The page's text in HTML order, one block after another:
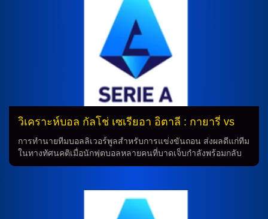
วิเคราะห์บอล กัลโช่ เซเรียอา อิตาลี : กายารี่ vs
อูดิเนเซ่
การทำนายทีมบอลลิเวอร์พูลสำหรับการแข่งขันถอน ส่งผลดีแก่ทีม
ในทางทัศนคติเมื่อนักฟุตบอลหลายคนที่บาดเจ็บกำลังพร้อมกลับ
มาสำรองที่เกมนี้ อย่างอาจรวมถึงมัตเตีย เฟลิซี่, ลูก้า มาซซิเตลลี่,
อเลสซานโดร เดโอล่า ที่บาดเจ็บในระบบ 4-5-1 แดนกลางวาง
จะกลับมาเล่นในเกมนี้ วิเคราะห์บอลดูบอลสด พบกับ ทีมลิเวอร์พูล
ที่ต้องพบกับทีมเชลซีในการแข่งขันถอน โดยทีมจะไม่มีคริสเตียน